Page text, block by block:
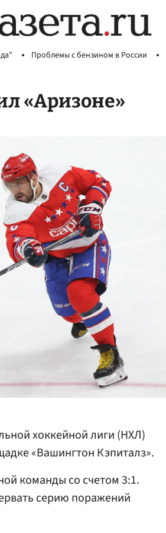
Проблемы с бензином в России
«Аризоне»
хоккейной лиги (НХЛ)
«Вашингтон Кэпиталз».
команды со счетом 3:1.
серию поражений